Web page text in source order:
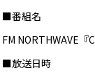
■番組名
FM NORTHWAVE『
■放送日時